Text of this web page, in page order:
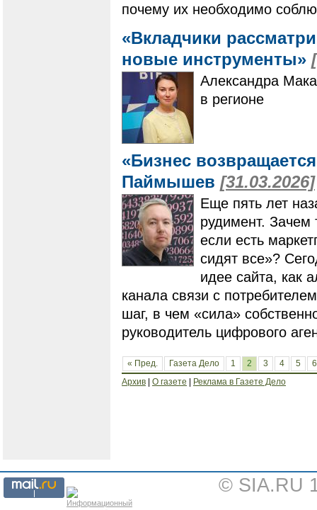
почему их необходимо
«Вкладчики
новые инструменты»
Александра
в регионе
«Бизнес
Паймышев [31.03.2026]
Еще пять лет
рудимент. Зачем
если есть
сидят все»?
идее сайта, как
канала связи с
шаг, в чем «сила»
руководитель цифрового
« Пред. Газета Дело 1 2 3 4 5
6
Архив
О газете Реклама в Газете Дело
© SIA.RU